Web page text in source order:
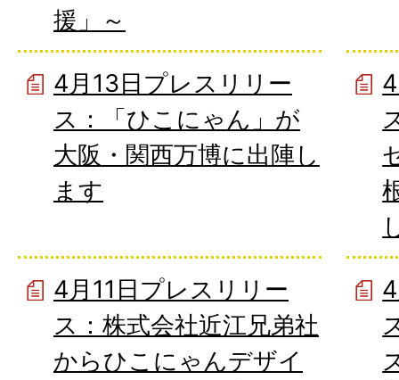
援」～
4月13日プレスリリー
ス：「ひこにゃん」が
大阪・関西万博に出陣し
ます
4月11日プレスリリー
ス：株式会社近江兄弟社
からひこにゃんデザイ